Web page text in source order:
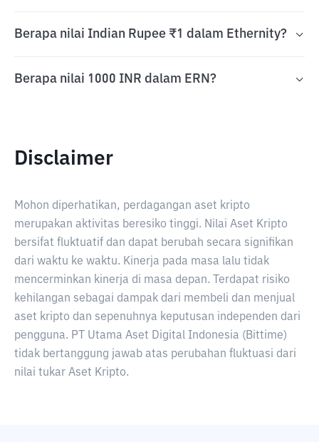
Berapa nilai Indian Rupee ₹1 dalam Ethernity?
Berapa nilai 1000 INR dalam ERN?
Disclaimer
Mohon diperhatikan, perdagangan aset kripto
merupakan aktivitas beresiko tinggi. Nilai Aset Kripto
bersifat fluktuatif dan dapat berubah secara signifikan
dari waktu ke waktu. Kinerja pada masa lalu tidak
mencerminkan kinerja di masa depan. Terdapat risiko
kehilangan sebagai dampak dari membeli dan menjual
aset kripto dan sepenuhnya keputusan independen dari
pengguna. PT Utama Aset Digital Indonesia (Bittime)
tidak bertanggung jawab atas perubahan fluktuasi dari
nilai tukar Aset Kripto.